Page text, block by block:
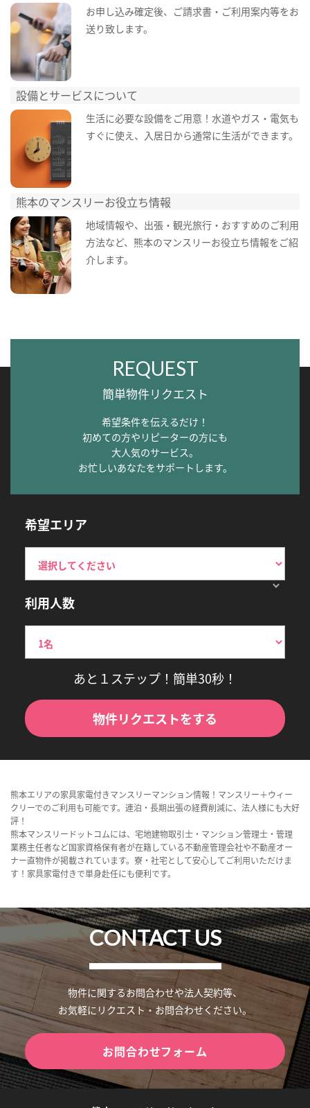
お申し込み確定後、ご請求書・ご利用案内等をお
送り致します。
設備とサービスについて
生活に必要な設備をご用意！水道やガス・電気も
すぐに使え、入居日から通常に生活ができます。
熊本のマンスリーお役立ち情報
地域情報や、出張・観光旅行・おすすめのご利用
方法など、熊本のマンスリーお役立ち情報をご紹
介します。
REQUEST
簡単物件リクエスト
希望条件を伝えるだけ！
初めての方やリピーターの方にも
大人気のサービス。
お忙しいあなたをサポートします。
希望エリア
利用人数
あと１ステップ！簡単30秒！
物件リクエストをする
熊本エリアの家具家電付きマンスリーマンション情報！マンスリー＋ウィー
クリーでのご利用も可能です。連泊・長期出張の経費削減に、法人様にも大好
評！
熊本マンスリードットコムには、宅地建物取引士・マンション管理士・管理
業務主任者など国家資格保有者が在籍している不動産管理会社や不動産オー
ナー直物件が掲載されています。寮・社宅として安心してご利用いただけま
す！家具家電付きで単身赴任にも便利です。
CONTACT US
物件に関するお問合わせや法人契約等、
お気軽にリクエスト・お問合わせください。
お問合わせフォーム